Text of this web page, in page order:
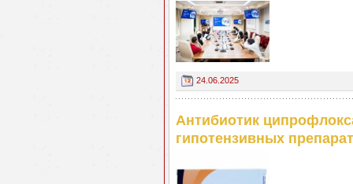
24.06.2025
Антибиотик
гипотензивных